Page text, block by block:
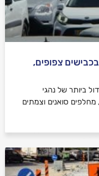
צפופים,
ביותר של נהגי
מחלפים סואנים וצמתים